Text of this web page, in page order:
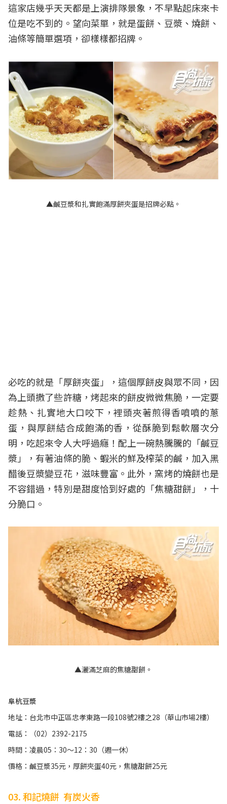
這家店幾乎天天都是上演排隊景象，不早點起床來卡
位是吃不到的。望向菜單，就是蛋餅、豆漿、燒餅、
油條等簡單選項，卻樣樣都招牌。
▲鹹豆漿和扎實飽滿厚餅夾蛋是招牌必點。
必吃的就是「厚餅夾蛋」，這個厚餅皮與眾不同，因
為上頭撒了些許糖，烤起來的餅皮微微焦脆，一定要
趁熱、扎實地大口咬下，裡頭夾著煎得香噴噴的蔥
蛋，與厚餅結合成飽滿的香，從酥脆到鬆軟層次分
明，吃起來令人大呼過癮！配上一碗熱騰騰的「鹹豆
漿」，有著油條的脆、蝦米的鮮及榨菜的鹹，加入黑
醋後豆漿變豆花，滋味豐富。此外，窯烤的燒餅也是
不容錯過，特別是甜度恰到好處的「焦糖甜餅」，十
分脆口。
▲灑滿芝麻的焦糖甜餅。
阜杭豆漿
地址：台北市中正區忠孝東路一段108號2樓之28（華山市場2樓）
電話：（02）2392-2175
時間：凌晨05：30～12：30（週一休）
價格：鹹豆漿35元，厚餅夾蛋40元，焦糖甜餅25元
03. 和記燒餅 有炭火香